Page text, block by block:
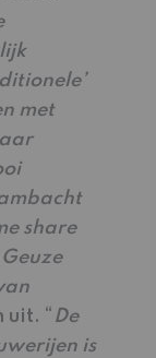
met
share
uit. “ De
is